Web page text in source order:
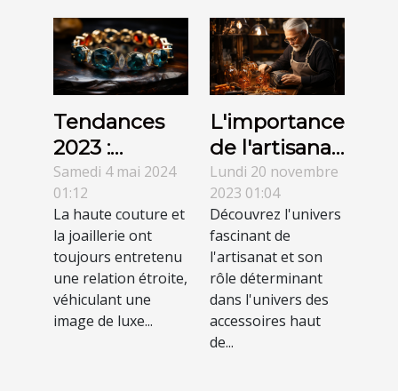
Tendances
2023 :
Comment
intégrer les
pierres
naturelles
dans les
bijoux de
haute
Samedi 4 mai 2024
01:12
La haute couture et
la joaillerie ont
toujours entretenu
une relation étroite,
véhiculant une
image de luxe...
L'importance
de l'artisanat
dans la
création
d'accessoires
haut de
gamme
Lundi 20 novembre
2023 01:04
Découvrez l'univers
fascinant de
l'artisanat et son
rôle déterminant
dans l'univers des
accessoires haut
de...